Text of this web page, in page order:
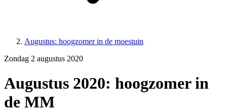
Augustus: hoogzomer in de moestuin
Zondag 2 augustus 2020
Augustus 2020: hoogzomer in
de MM